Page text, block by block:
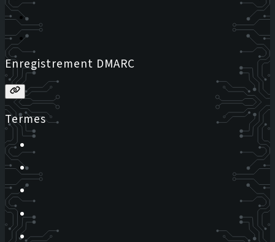
Enregistrement DMARC
Termes